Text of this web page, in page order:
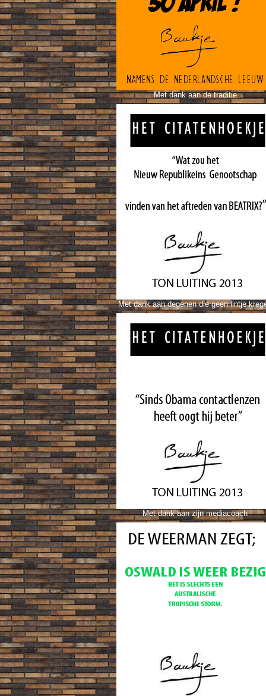
Met dank aan de traditie
Met dank aan degenen die geen lintje
Met dankaan zijn mediacoach